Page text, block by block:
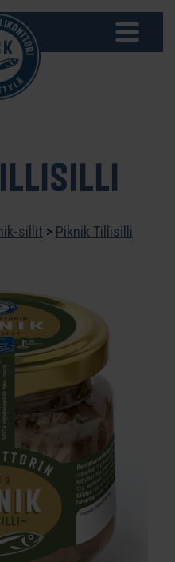
sillit > Piknik Tillisilli